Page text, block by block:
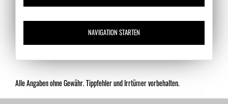
NAVIGATION STARTEN
Alle Angaben ohne Gewähr. Tippfehler und Irrtümer vorbehalten.